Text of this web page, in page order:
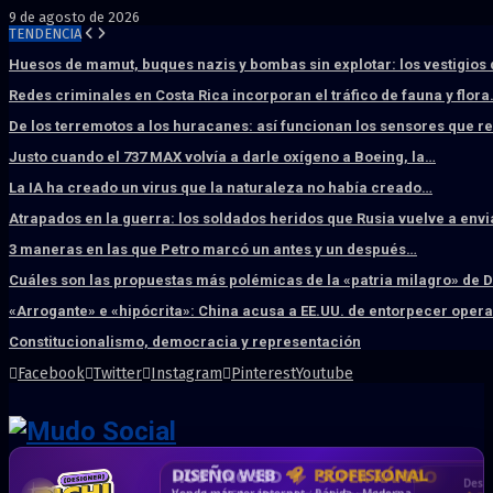
9 de agosto de 2026
TENDENCIA
Huesos de mamut, buques nazis y bombas sin explotar: los vestigios
Redes criminales en Costa Rica incorporan el tráfico de fauna y
De los terremotos a los huracanes: así funcionan los sensores que
Justo cuando el 737 MAX volvía a darle oxígeno a Boeing, la…
La IA ha creado un virus que la naturaleza no había creado…
Atrapados en la guerra: los soldados heridos que Rusia vuelve a
3 maneras en las que Petro marcó un antes y un después…
Cuáles son las propuestas más polémicas de la «patria milagro» de
«Arrogante» e «hipócrita»: China acusa a EE.UU. de entorpecer
Constitucionalismo, democracia y representación
Facebook Twitter Instagram PinterestYoutube
HOSTING SSD SÚPER RÁPIDO
DISEÑO WEB PROFESIONAL
CRM & DASHBOARD A MEDIDA
CORREO CORPORATIVO